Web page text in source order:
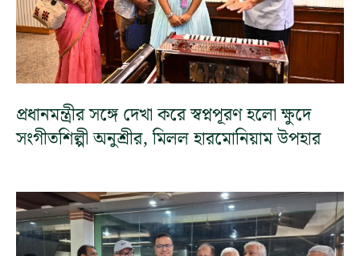
প্রধানমন্ত্রীর সঙ্গে দেখা করে স্বপ্নপূরণ হলো ক্ষুদে
সংগীতশিল্পী অনুশ্রীর, মিলল হারমোনিয়াম উপহার